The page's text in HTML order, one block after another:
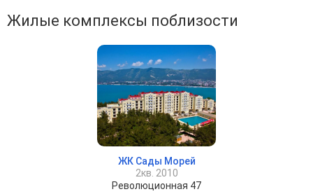
Жилые комплексы поблизости
ЖК Сады Морей
2кв. 2010
Революционная 47